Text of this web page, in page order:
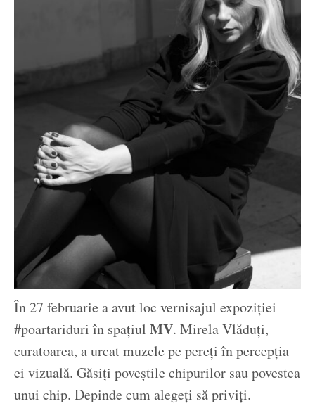
În 27 februarie a avut loc vernisajul expoziției
#poartariduri în spațiul MV. Mirela Vlăduți,
curatoarea, a urcat muzele pe pereți în percepția
ei vizuală. Găsiți poveștile chipurilor sau povestea
unui chip. Depinde cum alegeți să priviți.